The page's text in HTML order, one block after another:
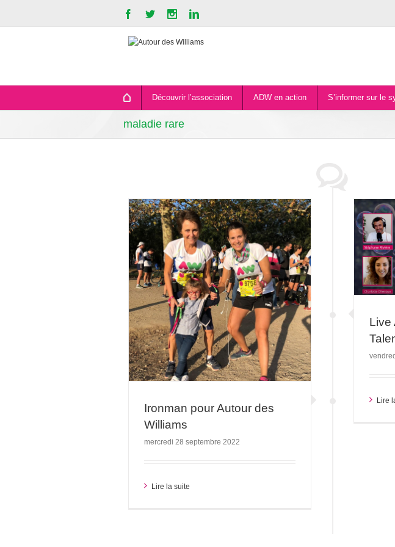
Découvrir l’association ADW en action S’informer sur le
maladie rare
Ironman pour Autour des
Williams
mercredi 28 septembre 2022
Lire la suite
Live Autour des Williams et Talentéo
Actions de l'association Actualités de
l'association
Live
Lire